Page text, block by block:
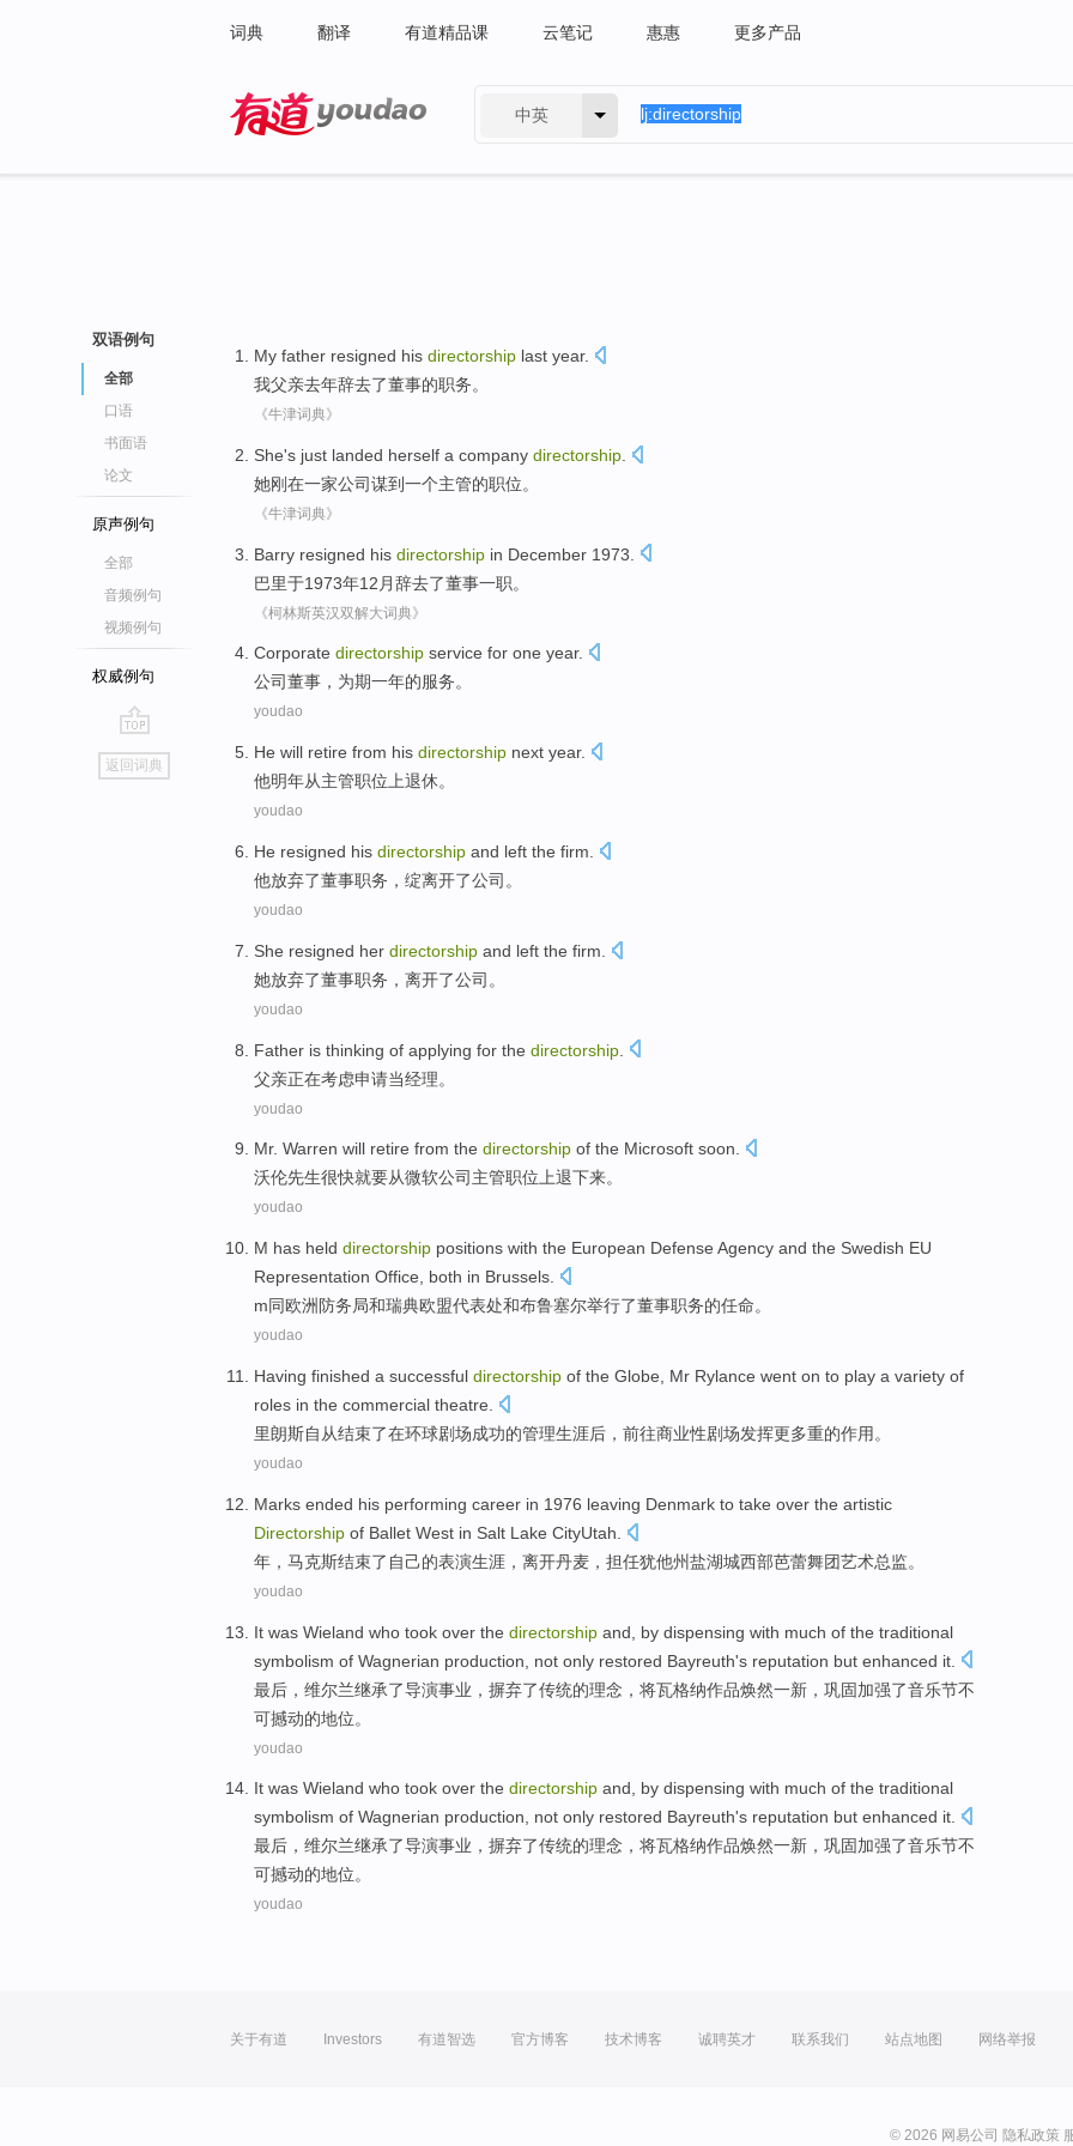
词典 翻译 有道精品课 云笔记 惠惠 更多产品
中英
双语例句
全部
口语
书面语
论文
原声例句
全部
音频例句
视频例句
权威例句
go
top
返回词典
My father resigned his directorship last year.
我父亲去年辞去了董事的职务。
《牛津词典》
She's just landed herself a company directorship
她刚在一家公司谋到一个主管的职位。
《牛津词典》
Barry resigned his directorship in December 1973.
巴里于1973年12月辞去了董事一职。
《柯林斯英汉双解大词典》
Corporate directorship service for one year.
公司董事，为期一年的服务。
youdao
He will retire from his directorship next year.
他明年从主管职位上退休。
youdao
He resigned his directorship and left the firm
他放弃了董事职务，绽离开了公司。
youdao
She resigned her directorship and left the firm
她放弃了董事职务 ， 离开了公司。
youdao
Father is thinking of applying for the directorship
父亲正在考虑申请当经理。
youdao
Mr. Warren will retire from the directorship of the Microsoft soon.
沃伦先生很快就要从微软公司主管职位上退下来。
youdao
M has held directorship positions with the European Defense Agency and the Swedish EU
Representation Office
both in Brussels
m同欧洲防务局和瑞典欧盟代表处和布鲁塞尔举行了董事职务的任命。
youdao
Having finished a successful directorship of the Globe Mr Rylance went on to play a variety of
roles in the commercial theatre
里朗斯自从结束了在环球剧场成功的管理生涯后，前往商业性剧场发挥更多重的作用 。
youdao
Marks ended his performing career in 1976 leaving Denmark to take over the artistic
Directorship of Ballet West in Salt Lake CityUtah.
年，马克斯结束了 自己的表演生涯 ， 离开丹麦 ， 担任犹他州盐湖城西部芭蕾舞团艺术总监。
youdao
It was Wieland who took over the directorship and, by dispensing with much of the traditional
symbolism of Wagnerian production, not only restored Bayreuth's reputation but enhanced it.
最后， 维尔兰继承了导演事业， 摒弃了传统的理念，将瓦格纳作品焕然一新，巩固加强了音乐节不
可撼动的地位。
youdao
It was Wieland who took over the directorship and, by dispensing with much of the traditional
symbolism of Wagnerian production, not only restored Bayreuth's reputation but enhanced it.
最后， 维尔兰继承了导演事业， 摒弃了传统的理念，将瓦格纳作品焕然一新，巩固加强了音乐节不
可撼动的地位。
youdao
关于有道 Investors 有道智选 官方博客 技术博客 诚聘英才 联系我们 站点地图 网络举报
© 2026 网易公司 隐私政策